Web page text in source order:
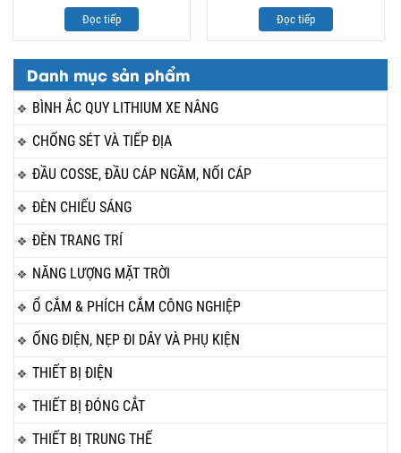
Danh mục sản phẩm
BÌNH ẮC QUY LITHIUM XE NÂNG
CHỐNG SÉT VÀ TIẾP ĐỊA
ĐẦU COSSE, ĐẦU CÁP NGẦM, NỐI CÁP
ĐÈN CHIẾU SÁNG
ĐÈN TRANG TRÍ
NĂNG LƯỢNG MẶT TRỜI
Ổ CẮM & PHÍCH CẮM CÔNG NGHIỆP
ỐNG ĐIỆN, NẸP ĐI DÂY VÀ PHỤ KIỆN
THIẾT BỊ ĐIỆN
THIẾT BỊ ĐÓNG CẮT
THIẾT BỊ TRUNG THẾ
Đọc tiếp Đọc tiếp